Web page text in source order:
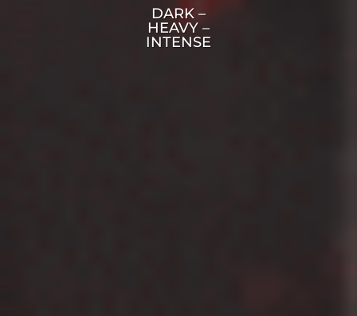
DARK –
HEAVY –
INTENSE